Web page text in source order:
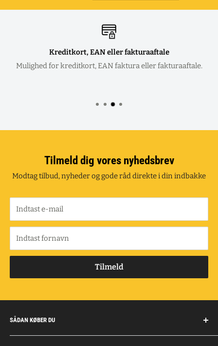
Kreditkort, EAN eller fakturaaftale
Mulighed for kreditkort, EAN faktura eller fakturaaftale.
Tilmeld dig vores nyhedsbrev
Modtag tilbud, nyheder og gode råd direkte i din indbakke
Indtast e-mail
Indtast fornavn
Tilmeld
SÅDAN KØBER DU